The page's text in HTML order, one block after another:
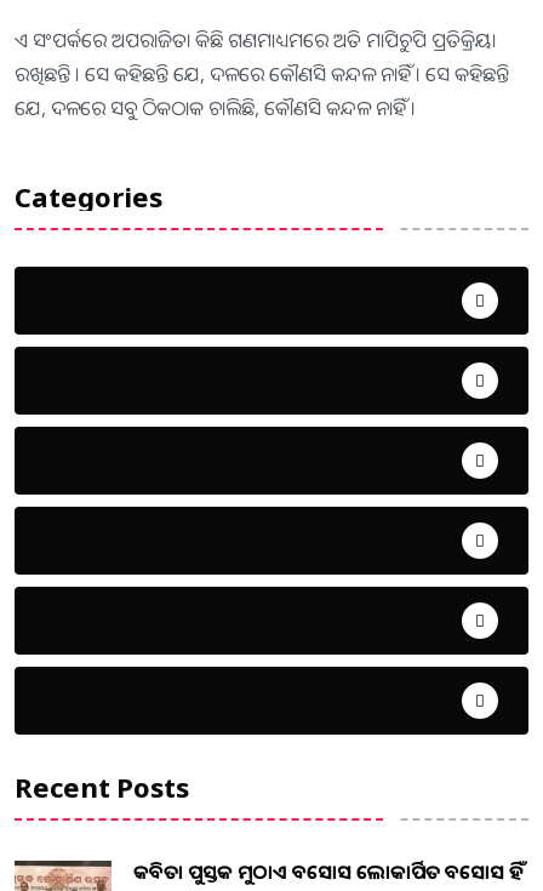
ଏ ସଂପର୍କରେ ଅପରାଜିତା କିଛି ଗଣମାଧ୍ୟମରେ ଅତି ମାପିଚୁପି ପ୍ରତିକ୍ରିୟା
ରଖିଛନ୍ତି । ସେ କହିଛନ୍ତି ଯେ, ଦଳରେ କୌଣସି କନ୍ଦଳ ନାହିଁ । ସେ କହିଛନ୍ତି
ଯେ, ଦଳରେ ସବୁ ଠିକଠାକ ଚାଲିଛି, କୌଣସି କନ୍ଦଳ ନାହିଁ ।
Categories
Recent Posts
କବିତା ପୁସ୍ତକ ମୁଠାଏ ଅବସୋସ ଲୋକାର୍ପିତ ଅବସୋସ ହିଁ